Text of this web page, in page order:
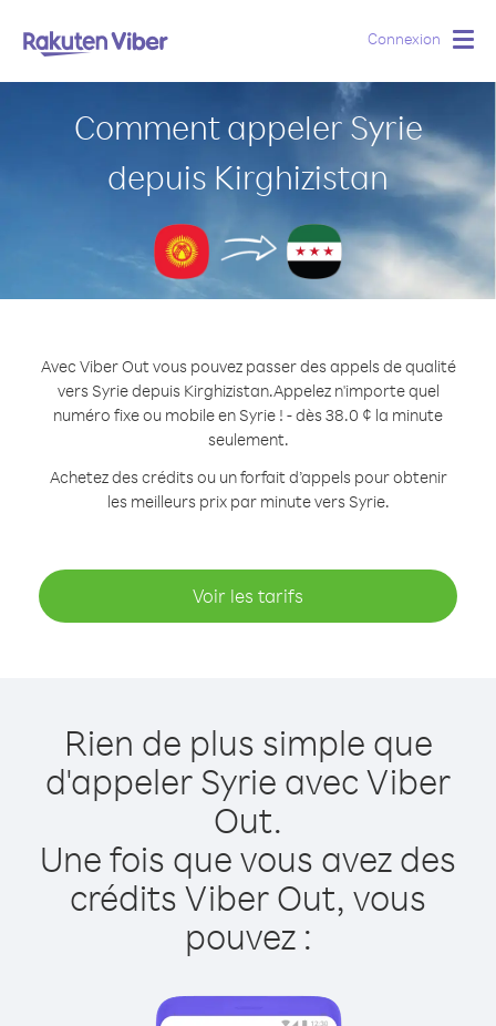
Connexion
Comment appeler Syrie
depuis Kirghizistan
Avec Viber Out vous pouvez passer des appels de qualité
vers Syrie depuis Kirghizistan.Appelez n'importe quel
numéro fixe ou mobile en Syrie ! - dès 38.0 ¢ la minute
seulement.
Achetez des crédits ou un forfait d’appels pour obtenir
les meilleurs prix par minute vers Syrie.
Voir les tarifs
Rien de plus simple que
d'appeler Syrie avec Viber
Out.
Une fois que vous avez des
crédits Viber Out, vous
pouvez :